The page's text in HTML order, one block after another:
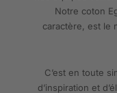
Notre coton
caractère, est le
C’est en toute
d’inspiration et